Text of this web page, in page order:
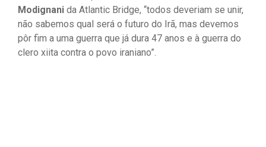
Modignani da Atlantic Bridge, “todos deveriam se unir,
não sabemos qual será o futuro do Irã, mas devemos
pôr fim a uma guerra que já dura 47 anos e à guerra do
clero xiita contra o povo iraniano”.